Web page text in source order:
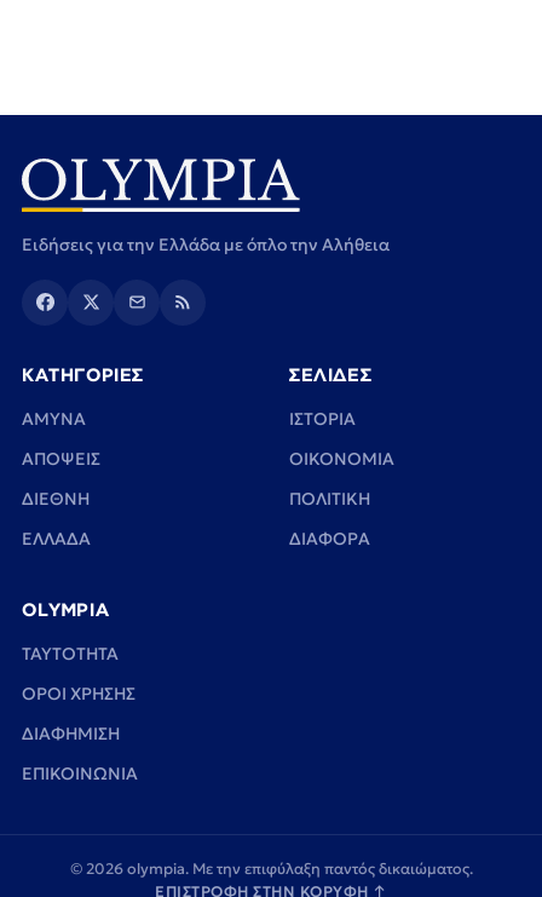
Ειδήσεις για την Ελλάδα με όπλο την Αλήθεια
ΚΑΤΗΓΟΡΙΕΣ
ΑΜΥΝΑ
ΑΠΟΨΕΙΣ
ΔΙΕΘΝΗ
ΕΛΛΑΔΑ
ΣΕΛΙΔΕΣ
ΙΣΤΟΡΙΑ
ΟΙΚΟΝΟΜΙΑ
ΠΟΛΙΤΙΚΗ
ΔΙΑΦΟΡΑ
OLYMPIA
TAYTOTHTA
ΟΡΟΙ ΧΡΗΣΗΣ
ΔΙΑΦΗΜΙΣΗ
ΕΠΙΚΟΙΝΩΝΙΑ
© 2026 olympia. Με την επιφύλαξη παντός δικαιώματος.
ΕΠΙΣΤΡΟΦΗ ΣΤΗΝ ΚΟΡΥΦΗ ↑